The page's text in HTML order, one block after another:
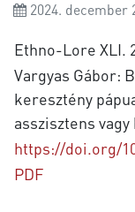
2024. december
Ethno-Lore XLI.
Vargyas Gábor:
keresztény
asszisztens vagy
https://doi.org/
PDF